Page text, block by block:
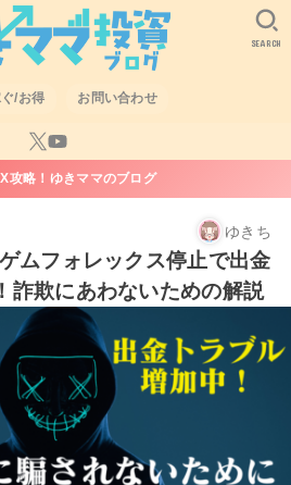
/お得 お問い合わせ
SEARCH
攻略！ゆきママのブログ
ゆきち
ムフォレックス停止で出金
詐欺にあわないための解説